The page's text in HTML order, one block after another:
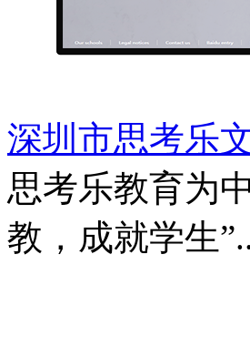
深圳市思考乐
思考乐教育为
教，成就学生